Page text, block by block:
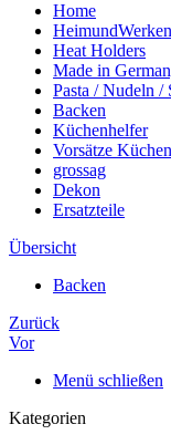
Home
HeimundWerken
Heat Holders
Made in
Pasta / Nudeln /
Backen
Küchenhelfer
Vorsätze
grossag
Dekon
Ersatzteile
Übersicht
Backen
Zurück
Vor
Menü schließen
Kategorien